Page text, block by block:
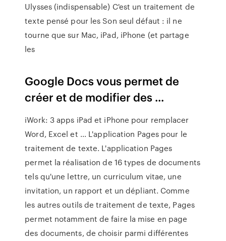
Ulysses (indispensable) C'est un traitement de
texte pensé pour les Son seul défaut : il ne
tourne que sur Mac, iPad, iPhone (et partage
les
Google Docs vous permet de
créer et de modifier des ...
iWork: 3 apps iPad et iPhone pour remplacer
Word, Excel et ... L'application Pages pour le
traitement de texte. L'application Pages
permet la réalisation de 16 types de documents
tels qu'une lettre, un curriculum vitae, une
invitation, un rapport et un dépliant. Comme
les autres outils de traitement de texte, Pages
permet notamment de faire la mise en page
des documents, de choisir parmi différentes